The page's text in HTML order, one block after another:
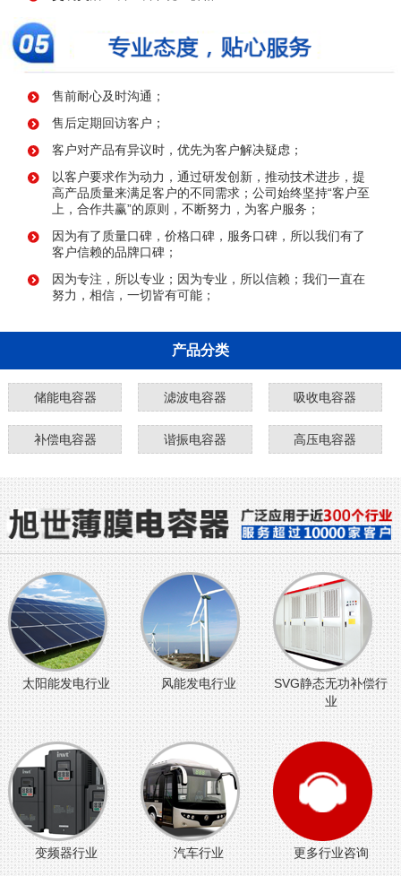
售前耐心及时沟通；
售后定期回访客户；
客户对产品有异议时，优先为客户解决疑虑；
以客户要求作为动力，通过研发创新，推动技术进步，提
高产品质量来满足客户的不同需求；公司始终坚持“客户至
上，合作共赢”的原则，不断努力，为客户服务；
因为有了质量口碑，价格口碑，服务口碑，所以我们有了
客户信赖的品牌口碑；
因为专注，所以专业；因为专业，所以信赖；我们一直在
努力，相信，一切皆有可能；
产品分类
储能电容器 滤波电容器 吸收电容器
补偿电容器 谐振电容器 高压电容器
太阳能发电行业 风能发电行业
SVG静态无功补偿行
业
变频器行业 汽车行业 更多行业咨询